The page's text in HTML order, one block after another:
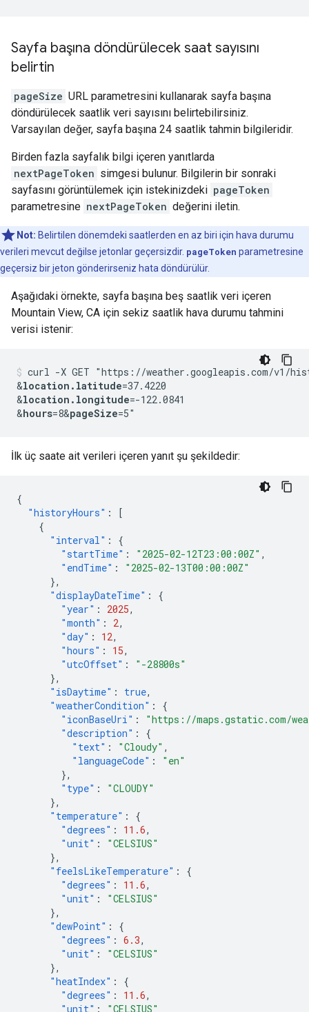
Sayfa başına döndürülecek saat sayısını
belirtin
pageSize URL parametresini kullanarak sayfa başına
döndürülecek saatlik veri sayısını belirtebilirsiniz.
Varsayılan değer, sayfa başına 24 saatlik tahmin bilgileridir.
Birden fazla sayfalık bilgi içeren yanıtlarda
nextPageToken simgesi bulunur. Bilgilerin bir sonraki
sayfasını görüntülemek için istekinizdeki pageToken
parametresine nextPageToken değerini iletin.
Not: Belirtilen dönemdeki saatlerden en az biri için hava durumu
verileri mevcut değilse jetonlar geçersizdir. pageToken parametresine
geçersiz bir jeton gönderirseniz hata döndürülür.
Aşağıdaki örnekte, sayfa başına beş saatlik veri içeren
Mountain View, CA için sekiz saatlik hava durumu tahmini
verisi istenir:
curl -X GET "https://weather.googleapis.com/v1/
&location.latitude=37.4220
&location.longitude=-122.0841
&hours=8&pageSize=5"
İlk üç saate ait verileri içeren yanıt şu şekildedir:
{
"historyHours" :
[
{
"interval" :
{
"startTime" : "2025-02-12T23:00:00Z" ,
"endTime" :
"2025-02-13T00:00:00Z"
},
"displayDateTime" :
{
"year" : 2025,
"month" : 2,
"day" : 12,
"hours" : 15,
"utcOffset" :
"-28800s"
},
"isDaytime" : true,
"weatherCondition" :
{
"iconBaseUri" :
"https://maps.gstatic.com/
"description" :
{
"text" : "Cloudy" ,
"languageCode" :
"en"
},
"type" :
"CLOUDY"
},
"temperature" :
{
"degrees" : 11.6,
"unit" :
"CELSIUS"
},
"feelsLikeTemperature" :
{
"degrees" : 11.6,
"unit" :
"CELSIUS"
},
"dewPoint" :
{
"degrees" : 6.3,
"unit" :
"CELSIUS"
},
"heatIndex" :
{
"degrees" : 11.6,
"unit" :
"CELSIUS"